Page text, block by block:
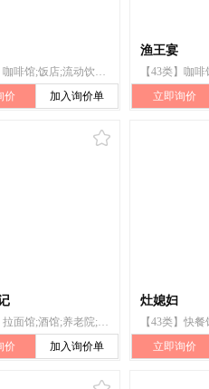
【43类】咖啡馆;饭店;流动饮食供应;茶馆;快餐馆;酒吧服务;餐馆;住所代理（旅馆、供膳寄宿处）;餐厅;自助餐厅
价
加入询价单
渔王宴
立即询价
【43类】拉面馆;酒馆;养老院;旅游房屋出租;餐厅;饭店;快餐馆;茶馆;果汁吧;咖啡馆
价
加入询价单
灶媳妇
立即询价